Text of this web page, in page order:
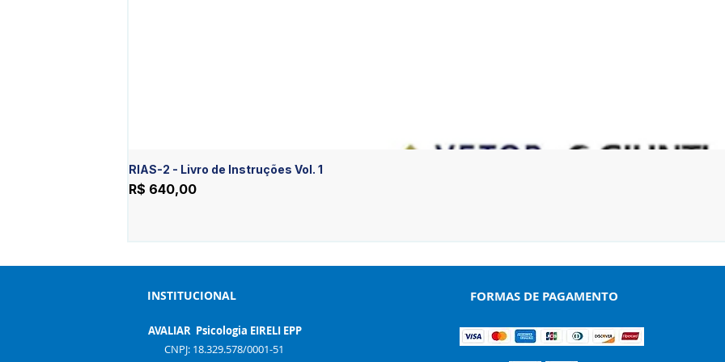
RIAS-2 - Livro de Instruções Vol. 1
Preço
R$ 640,00
INSTITUCIONAL
AVALIAR Psicologia EIRELI EPP
CNPJ: 18.329.578/0001-51
FORMAS DE PAGAMENTO